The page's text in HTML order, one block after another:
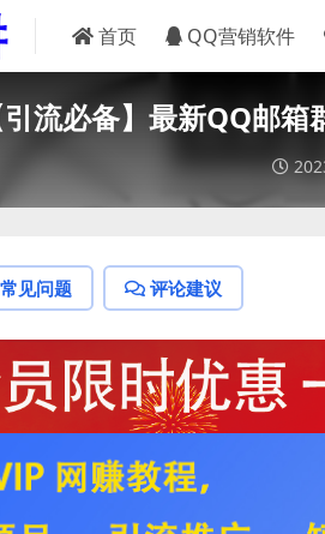
首页 QQ营销软件
引流必备】最新QQ邮
常见问题 评论建议